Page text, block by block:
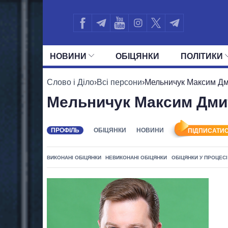
НОВИНИ ОБIЦЯНКИ ПОЛIТИКИ
УСІ ПОЛІТИКИ ПРЕЗИДЕНТ І
Слово і Діло›Всі персони›Мельничук Максим
Мельничук Максим
ПРОФІЛЬ ОБІЦЯНКИ НОВИНИ
ВИКОНАНІ ОБІЦЯНКИ НЕВИКОНАНІ ОБІЦЯНКИ ОБІЦЯНКИ У ПРОЦЕСІ